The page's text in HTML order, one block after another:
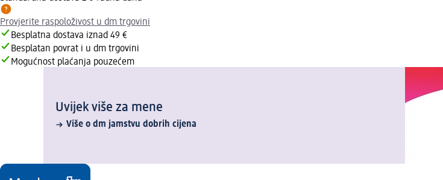
Provjerite raspoloživost u dm trgovini
Besplatna dostava iznad 49 €
Besplatan povrat i u dm trgovini
Mogućnost plaćanja pouzećem
Uvijek više za mene
Više o dm jamstvu dobrih cijena